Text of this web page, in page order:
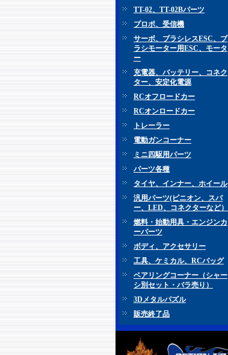
TT-02、TT-02Bパーツ
プロポ、受信機
サーボ、ブラシレスESC、ブ
ラシモーター用ESC、モータ
ー
充電器、バッテリー、コネク
ター、安定化電源
RCオフロードカー
RCオンロードカー
トレーラー
電動ガンコーナー
ミニ四駆用パーツ
パーツ各種
タイヤ、インナー、ホイール
汎用パーツ(ピニオン、スパ
ー、LED、コネクターなど）
燃料・始動用具・エンジンカ
ーパーツ
ボディ、アクセサリー
工具、ケミカル、RCバッグ
ベアリングコーナー（シャー
シ別セット・バラ売り）
3Dメタルパズル
販売終了品